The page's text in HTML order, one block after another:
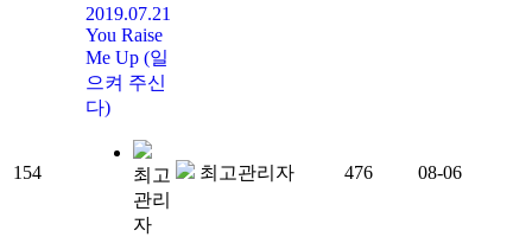
154
2019.07.21
You Raise
Me Up (일
으켜 주신
다)
최고
관리
자
최고관리자 476 08-06